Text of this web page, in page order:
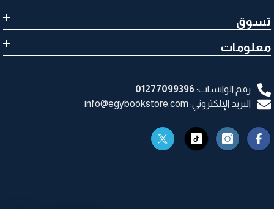
تسوق
معلومات
رقم الواتساب:01277099396
البريد الإلكتروني: info@egybookstore.com